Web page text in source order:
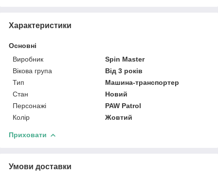
Характеристики
Основні
Виробник
Spin Master
Вікова група
Від 3 років
Тип
Машина-транспортер
Стан
Новий
Персонажі
PAW Patrol
Колір
Жовтий
Приховати
Умови доставки